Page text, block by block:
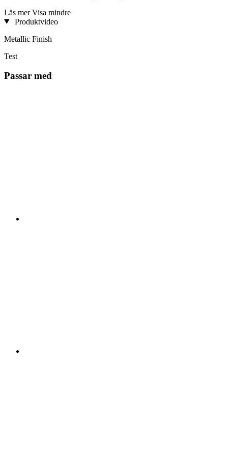
Läs mer Visa mindre
Produktvideo
Metallic Finish
Test
Passar med